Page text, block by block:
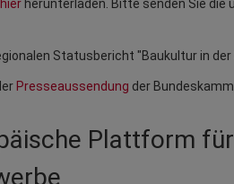
hier herunterladen. Bitte senden Sie
Statusbericht "Baukultur in
Presseaussendung der
Plattform für